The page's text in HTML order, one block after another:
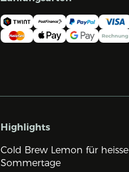
Highlights
Cold Brew Lemon für heisse
Sommertage